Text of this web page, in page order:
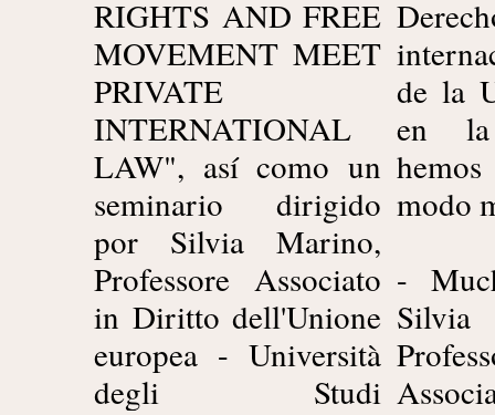
RIGHTS AND FREE
MOVEMENT MEET
PRIVATE
INTERNATIONAL
LAW", así como un
seminario dirigido
por Silvia Marino,
Professore Associato
in Diritto dell'Unione
europea - Università
degli Studi
de la
en
modo
-